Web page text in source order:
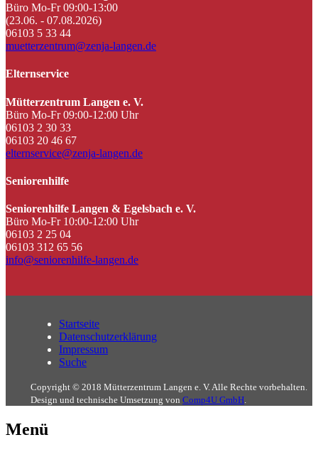
Büro Mo-Fr 09:00-13:00
(23.06. - 07.08.2026)
06103 5 33 44
muetterzentrum@zenja-langen.de
Elternservice
Mütterzentrum Langen e. V.
Büro Mo-Fr 09:00-12:00 Uhr
06103 2 30 33
06103 20 46 67
elternservice@zenja-langen.de
Seniorenhilfe
Seniorenhilfe Langen & Egelsbach e. V.
Büro Mo-Fr 10:00-12:00 Uhr
06103 2 25 04
06103 312 65 56
info@seniorenhilfe-langen.de
Startseite
Datenschutzerklärung
Impressum
Suche
Copyright © 2018 Mütterzentrum Langen e. V. Alle Rechte vorbehalten.
Design und technische Umsetzung von Comp4U GmbH.
Menü